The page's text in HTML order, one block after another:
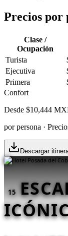
Precios por
Clase /
Ocupación
Turista
Ejecutiva
Primera
Confort
Desde $10,444
por persona ·
Descargar
15